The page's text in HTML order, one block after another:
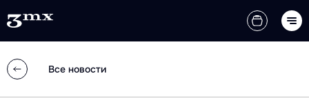
Все новости